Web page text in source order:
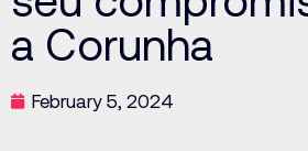
a Corunha
February 5, 2024